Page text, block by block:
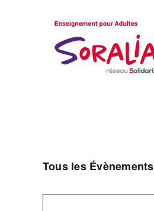
Tous les Évènements